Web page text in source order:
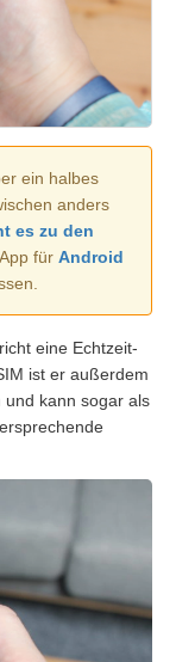
ein halbes
anders
es zu den
für Android
eine Echtzeit-
ist er außerdem
kann sogar als